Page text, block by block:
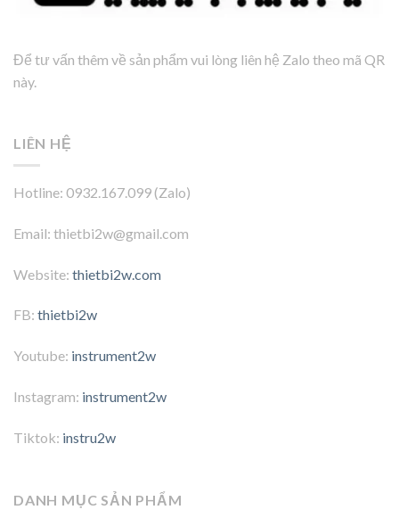
Để tư vấn thêm về sản phẩm vui lòng liên hệ Zalo theo mã QR
này.
LIÊN HỆ
Hotline: 0932.167.099 (Zalo)
Email: thietbi2w@gmail.com
Website: thietbi2w.com
FB: thietbi2w
Youtube: instrument2w
Instagram: instrument2w
Tiktok: instru2w
DANH MỤC SẢN PHẨM